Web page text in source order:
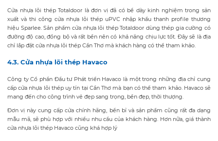
Cửa nhựa lõi thép Totaldoor là đơn vị đã có bề dày kinh nghiệm trong sản
xuất và thi công cửa nhựa lõi thép uPVC nhập khẩu thanh profile thương
hiệu Sparlee. Sản phẩm cửa nhựa lõi thép Totaldoor dùng thép gia cường có
đường độ cao, đồng bộ và rất bền nên có khả năng chịu lực tốt. Đây sẽ là địa
chỉ lắp đặt cửa nhựa lõi thép Cần Thơ mà khách hàng có thể tham khảo.
4.3. Cửa nhựa lõi thép Havaco
Công ty Cổ phần Đầu tư Phát triển Havaco là một trong những địa chỉ cung
cấp cửa nhựa lõi thép uy tín tại Cần Thơ mà bạn có thể tham khảo. Havaco sẽ
mang đến cho công trình vẻ đẹp sang trọng, bền đẹp, thời thượng.
Đơn vị này cung cấp cửa chính hãng, bền bỉ và sản phẩm cũng rất đa dạng
mẫu mã, sẽ phù hợp với nhiều nhu cầu của khách hàng. Hơn nữa, giá thành
cửa nhựa lõi thép Havaco cũng khá hợp lý